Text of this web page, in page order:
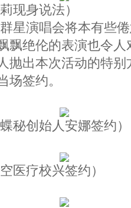
现身说法）
星演唱会将本有些
飘绝伦的表演也令
抛出本次活动的特
场签约。
秘创始人安娜签约）
医疗校兴签约）